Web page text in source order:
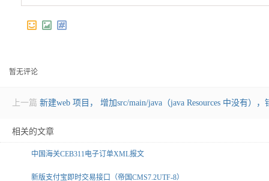
暂无评论
上一篇 新建web 项目， 增加src/main/java（java Resources 中没有），
相关的文章
中国海关CEB311电子订单XML报文
新版支付宝即时交易接口（帝国CMS7.2UTF-8）